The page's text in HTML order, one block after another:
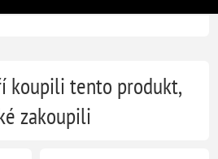
koupili tento produkt,
zakoupili